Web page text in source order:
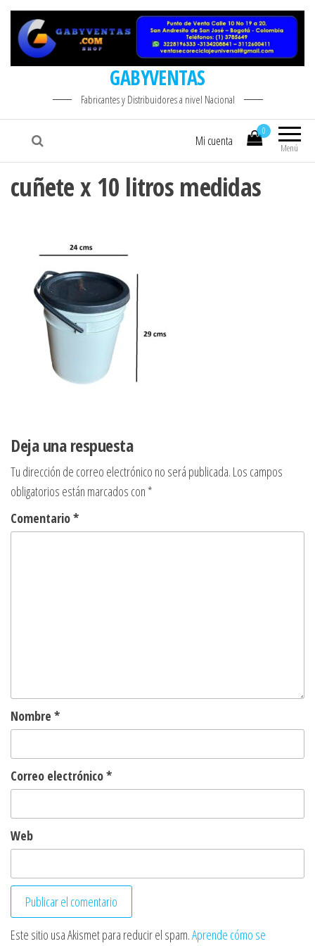
GABYVENTAS
Fabricantes y Distribuidores a nivel Nacional
Menú
0
Mi cuenta
cuñete x 10 litros medidas
Deja una respuesta
Tu dirección de correo electrónico no será publicada. Los campos
obligatorios están marcados con *
Comentario*
Nombre *
Correo electrónico*
Web
Este sitio usa Akismet para reducir el spam.Aprende cómo se